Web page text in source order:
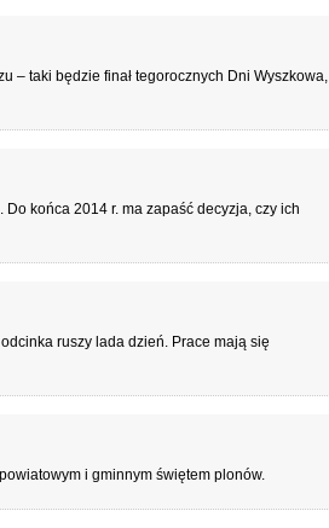
– taki będzie finał tegorocznych Dni Wyszkowa,
końca 2014 r. ma zapaść decyzja, czy ich
ruszy lada dzień. Prace mają się
i gminnym świętem plonów.